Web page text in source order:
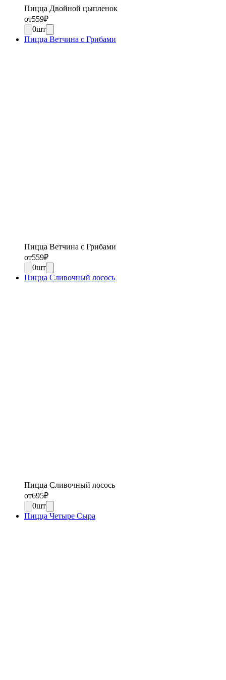
Пицца Двойной цыпленок
от559₽
0шт
Пицца Ветчина с Грибами
Пицца Ветчина с Грибами
от559₽
0шт
Пицца Сливочный лосось
Пицца Сливочный лосось
от695₽
0шт
Пицца Четыре Сыра